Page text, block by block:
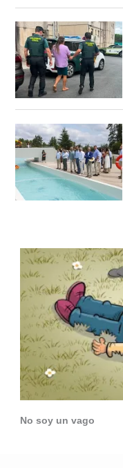
No soy un vago